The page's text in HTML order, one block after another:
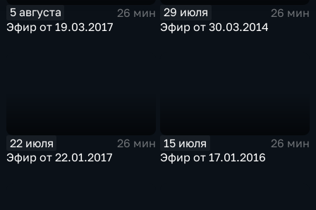
5 августа
26 мин
Эфир от 19.03.2017
29 июля
26 мин
Эфир от 30.03.2014
22 июля
26 мин
Эфир от 22.01.2017
15 июля
26 мин
Эфир от 17.01.2016